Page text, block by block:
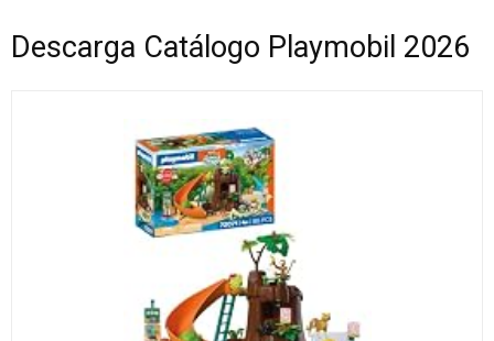
Descarga Catálogo Playmobil 2026